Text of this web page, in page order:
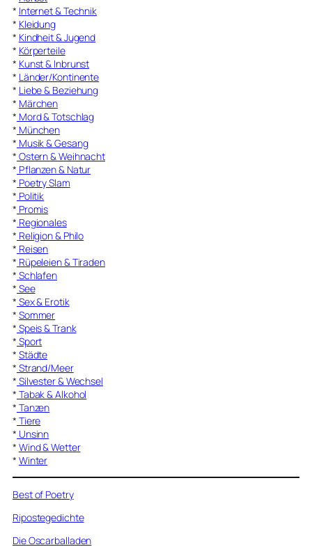
* Internet & Technik
* Kleidung
* Kindheit & Jugend
* Körperteile
* Kunst & Inbrunst
* Länder/Kontinente
* Liebe & Beziehung
* Märchen
* Mord & Totschlag
* München
* Musik & Gesang
* Ostern & Weihnacht
* Pflanzen & Natur
* Poetry Slam
* Politik
* Promis
* Regionales
* Religion & Philo
* Reisen
* Rüpeleien & Tiraden
* Schlafen
* See
* Sex & Erotik
* Sommer
* Speis & Trank
* Sport
* Städte
* Strand/Meer
* Silvester & Wechsel
* Tabak & Alkohol
* Tanzen
* Tiere
* Unsinn
* Wind & Wetter
* Winter
Best of Poetry
Ripostegedichte
Die Oscarballaden